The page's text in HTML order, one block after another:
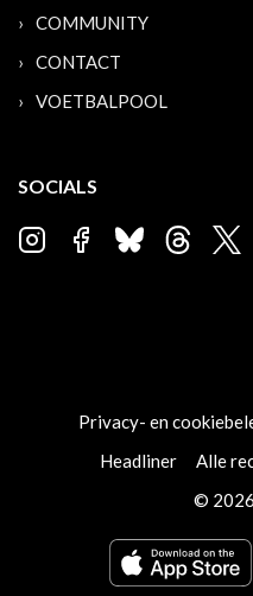
COMMUNITY
CONTACT
VOETBALPOOL
SOCIALS
Privacy- en
Headliner
Alle
©